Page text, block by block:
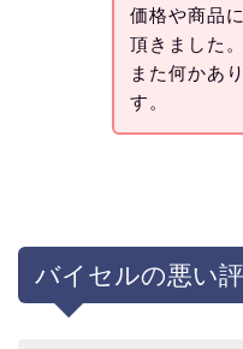
価格や商品
頂きました。
また何かあ
す。
バイセルの悪い